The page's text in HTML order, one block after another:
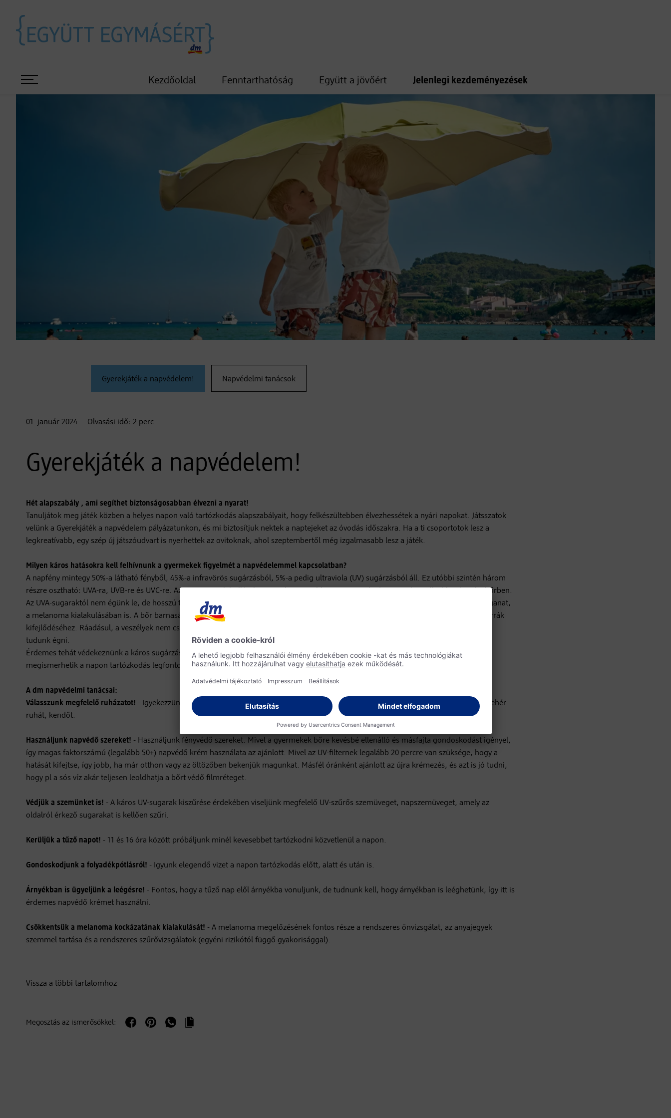
Kezdőoldal Fenntarthatóság Együtt a jövőért Jelenlegi kezdeményezések
Gyerekjáték a napvédelem! Napvédelmi tanácsok
01. január 2024 Olvasási idő: 2 perc
Gyerekjáték a napvédelem!
Hét alapszabály , ami segíthet biztonságosabban élvezni a nyarat!
Tanuljátok meg játék közben a helyes napon való tartózkodás alapszabályait, hogy felkészültebben élvezhessétek a nyári napokat. Játsszatok
velünk a Gyerekjáték a napvédelem pályázatunkon, és mi biztosítjuk nektek a naptejeket az óvodás időszakra. Ha a ti csoportotok lesz a
legkreatívabb, egy szép új játszóudvart is nyerhettek az ovitoknak, ahol szeptembertől még izgalmasabb lesz a játék.
Milyen káros hatásokra kell felhívnunk a gyermekek figyelmét a napvédelemmel kapcsolatban?
A napfény mintegy 50%-a látható fényből, 45%-a infravörös sugárzásból, 5%-a pedig ultraviola (UV) sugárzásból áll. Ez utóbbi szintén három
részre osztható: UVA-ra, UVB-re és UVC-re. Az UVA-sugarak hullámhossza a legnagyobb, ez az a sugárzás, ami a legmélyebbre hatol a bőrben.
Az UVA-sugaraktól nem égünk le, de hosszú távon ez felelős a bőr öregedéséért, és bizonyítottan szerepet játszik a rosszindulatú bőrdaganat,
a melanoma kialakulásában is. A bőr barnaságáról és a leégésről pedig az UVB sugarak a felelősek, amelyek szintén hozzájárulnak a bőrrák
kifejlődéséhez. Ráadásul, a veszélyek nem csak nyáron leselkednek ránk, hiszen már a tavaszi napsütésben, sőt, akár síelés közben is le
tudunk égni.
Érdemes tehát védekeznünk a káros sugárzástól. Ehhez lehet nagy segítség a napvédelmi szabályzat, amelyből már a legkisebbek is
megismerhetik a napon tartózkodás legfontosabb előírásait és az ezzel kapcsolatos leghasznosabb tanácsokat.
A dm napvédelmi tanácsai:
Válasszunk megfelelő ruházatot! - Igyekezzünk mindig óvni bőrünket a direkt napfénytől. Viseljünk hosszú ujjú, lenge anyagból készült fehér
ruhát, kendőt.
Használjunk napvédő szereket! - Használjunk fényvédő szereket. Mivel a gyermekek bőre kevésbé ellenálló és másfajta gondoskodást igényel,
így magas faktorszámú (legalább 50+) napvédő krém használata az ajánlott. Mivel az UV-filternek legalább 20 percre van szüksége, hogy a
hatását kifejtse, így jobb, ha már otthon vagy az öltözőben bekenjük magunkat. Másfél óránként ajánlott az újra krémezés, és azt is jó tudni,
hogy pl a sós víz akár teljesen leoldhatja a bőrt védő filmréteget.
Védjük a szemünket is! - A káros UV-sugarak kiszűrése érdekében viseljünk megfelelő UV-szűrős szemüveget, napszemüveget, amely az
oldalról érkező sugarakat is kellően szűri.
Kerüljük a tűző napot! - 11 és 16 óra között próbáljunk minél kevesebbet tartózkodni közvetlenül a napon.
Gondoskodjunk a folyadékpótlásról! - Igyunk elegendő vizet a napon tartózkodás előtt, alatt és után is.
Árnyékban is ügyeljünk a leégésre! - Fontos, hogy a tűző nap elől árnyékba vonuljunk, de tudnunk kell, hogy árnyékban is leéghetünk, így itt is
érdemes napvédő krémet használni.
Csökkentsük a melanoma kockázatának kialakulását! - A melanoma megelőzésének fontos része a rendszeres önvizsgálat, az anyajegyek
szemmel tartása és a rendszeres szűrővizsgálatok (egyéni rizikótól függő gyakorisággal).
Vissza a többi tartalomhoz
Megosztás az ismerősökkel: